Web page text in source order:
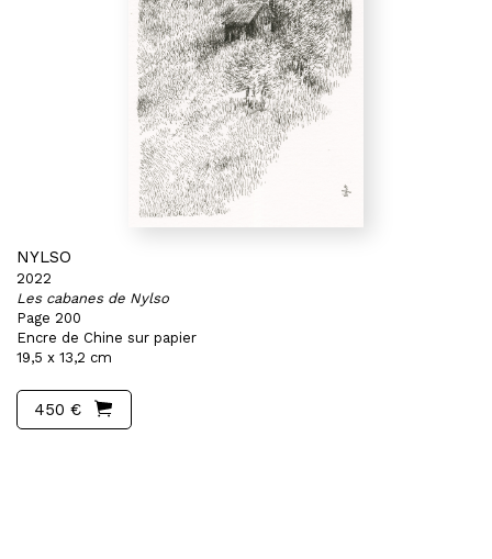
NYLSO
2022
Les cabanes de Nylso
Page 200
Encre de Chine sur papier
19,5 x 13,2 cm
450 €